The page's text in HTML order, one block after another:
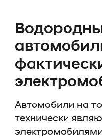
Автомобили на
технически